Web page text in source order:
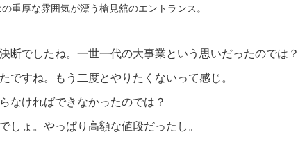
重厚な雰囲気が漂う槍見舘のエントランス。
断でしたね。一世一代の大事業という思いだったのでは？
ですね。もう二度とやりたくないって感じ。
なければできなかったのでは？
しょ。やっぱり高額な値段だったし。